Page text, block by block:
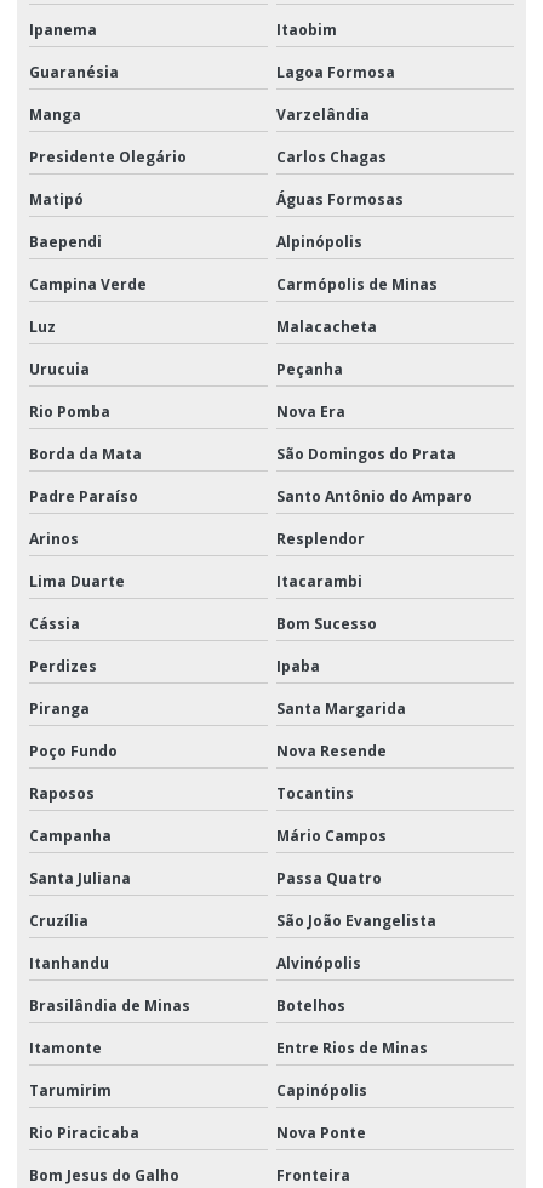
Ipanema Itaobim
Guaranésia Lagoa Formosa
Manga Varzelândia
Presidente Olegário Carlos Chagas
Matipó Águas Formosas
Baependi Alpinópolis
Campina Verde Carmópolis de Minas
Luz Malacacheta
Urucuia Peçanha
Rio Pomba Nova Era
Borda da Mata São Domingos do Prata
Padre Paraíso Santo Antônio do Amparo
Arinos Resplendor
Lima Duarte Itacarambi
Cássia Bom Sucesso
Perdizes Ipaba
Piranga Santa Margarida
Poço Fundo Nova Resende
Raposos Tocantins
Campanha Mário Campos
Santa Juliana Passa Quatro
Cruzília São João Evangelista
Itanhandu Alvinópolis
Brasilândia de Minas Botelhos
Itamonte Entre Rios de Minas
Tarumirim Capinópolis
Rio Piracicaba Nova Ponte
Bom Jesus do Galho Fronteira